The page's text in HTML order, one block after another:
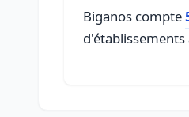
Biganos compte